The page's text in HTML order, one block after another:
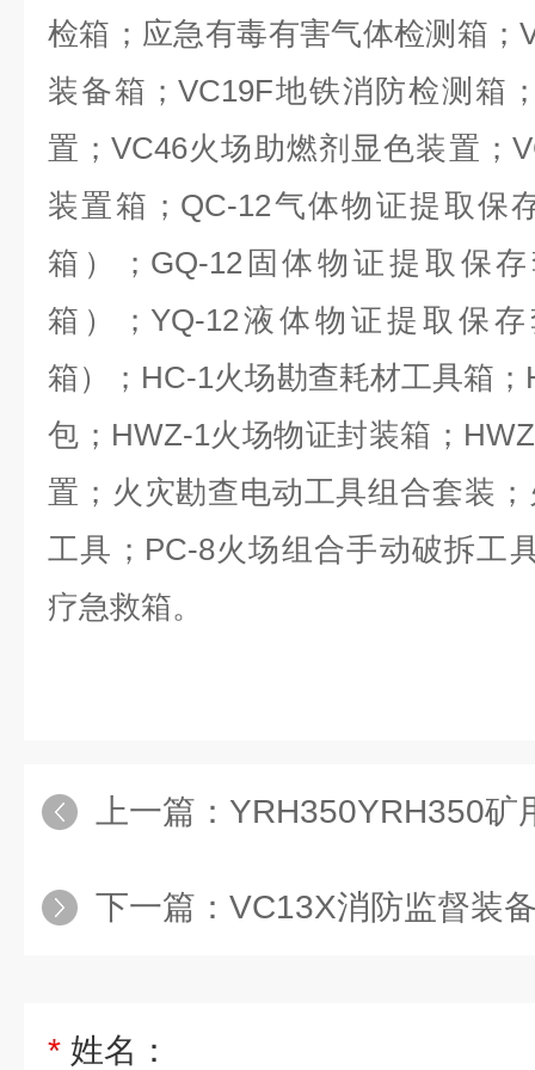
检箱；应急有毒有害气体检测箱；
装备箱；VC19F地铁消防检测箱
置；VC46火场助燃剂显色装置；
装置箱；QC-12气体物证提取保
箱）；GQ-12固体物证提取保
箱）；YQ-12液体物证提取保
箱）；HC-1火场勘查耗材工具箱
包；HWZ-1火场物证封装箱；
置；火灾勘查电动工具组合套装
工具；PC-8火场组合手动破拆工
疗急救箱。
上一篇： YRH350YRH350矿
下一篇： VC13X消防监督装备器
* 姓名：